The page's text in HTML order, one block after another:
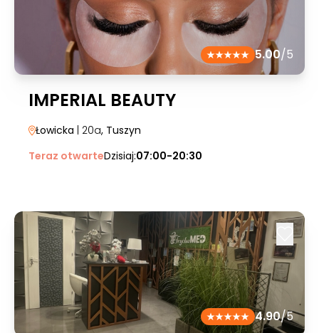
5.00/5
IMPERIAL BEAUTY
Łowicka | 20a, Tuszyn
Teraz otwarteDzisiaj:07:00-20:30
4.90/5